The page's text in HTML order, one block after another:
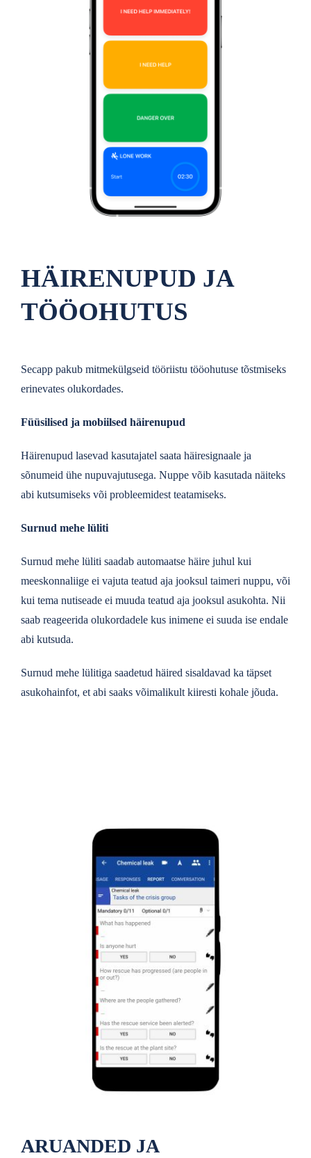
HÄIRENUPUD JA
TÖÖOHUTUS
Secapp pakub mitmekülgseid tööriistu tööohutuse tõstmiseks
erinevates olukordades.
Füüsilised ja mobiilsed häirenupud
Häirenupud lasevad kasutajatel saata häiresignaale ja
sõnumeid ühe nupuvajutusega. Nuppe võib kasutada näiteks
abi kutsumiseks või probleemidest teatamiseks.
Surnud mehe lüliti
Surnud mehe lüliti saadab automaatse häire juhul kui
meeskonnaliige ei vajuta teatud aja jooksul taimeri nuppu, või
kui tema nutiseade ei muuda teatud aja jooksul asukohta. Nii
saab reageerida olukordadele kus inimene ei suuda ise endale
abi kutsuda.
Surnud mehe lülitiga saadetud häired sisaldavad ka täpset
asukohainfot, et abi saaks võimalikult kiiresti kohale jõuda.
ARUANDED JA